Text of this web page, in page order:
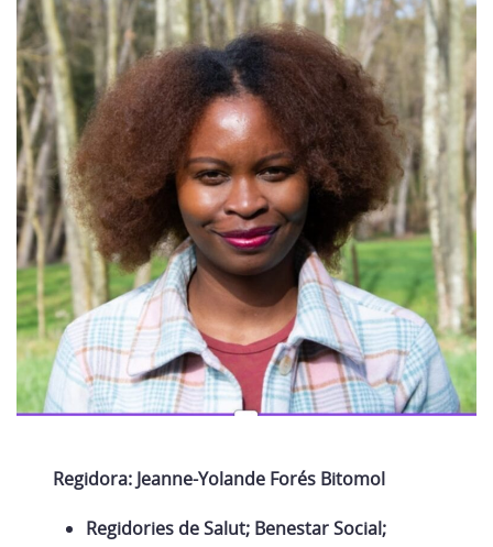
Regidora: Jeanne-Yolande Forés Bitomol
Regidories de Salut; Benestar Social;